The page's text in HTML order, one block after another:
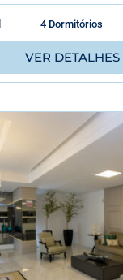
4 Dormitórios
VER DETALHES